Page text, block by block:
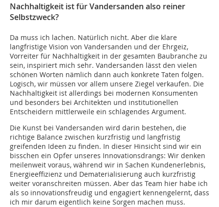
Nachhaltigkeit ist für Vandersanden also reiner
Selbstzweck?
Da muss ich lachen. Natürlich nicht. Aber die klare
langfristige Vision von Vandersanden und der Ehrgeiz,
Vorreiter für Nachhaltigkeit in der gesamten Baubranche zu
sein, inspiriert mich sehr. Vandersanden lässt den vielen
schönen Worten nämlich dann auch konkrete Taten folgen.
Logisch, wir müssen vor allem unsere Ziegel verkaufen. Die
Nachhaltigkeit ist allerdings bei modernen Konsumenten
und besonders bei Architekten und institutionellen
Entscheidern mittlerweile ein schlagendes Argument.
Die Kunst bei Vandersanden wird darin bestehen, die
richtige Balance zwischen kurzfristig und langfristig
greifenden Ideen zu finden. In dieser Hinsicht sind wir ein
bisschen ein Opfer unseres Innovationsdrangs: Wir denken
meilenweit voraus, während wir in Sachen Kundenerlebnis,
Energieeffizienz und Dematerialisierung auch kurzfristig
weiter voranschreiten müssen. Aber das Team hier habe ich
als so innovationsfreudig und engagiert kennengelernt, dass
ich mir darum eigentlich keine Sorgen machen muss.